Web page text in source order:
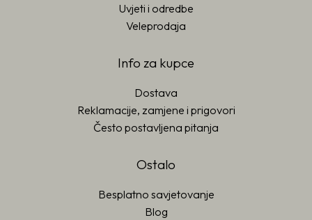
Uvjeti i odredbe
Veleprodaja
Info za kupce
Dostava
Reklamacije, zamjene i prigovori
Često postavljena pitanja
Ostalo
Besplatno savjetovanje
Blog